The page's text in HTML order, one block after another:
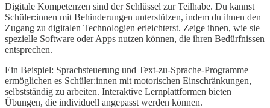
Digitale Kompetenzen sind der Schlüssel zur Teilhabe. Du kannst
Schüler:innen mit Behinderungen unterstützen, indem du ihnen den
Zugang zu digitalen Technologien erleichterst. Zeige ihnen, wie sie
spezielle Software oder Apps nutzen können, die ihren Bedürfnissen
entsprechen.
Ein Beispiel: Sprachsteuerung und Text-zu-Sprache-Programme
ermöglichen es Schüler:innen mit motorischen Einschränkungen,
selbstständig zu arbeiten. Interaktive Lernplattformen bieten
Übungen, die individuell angepasst werden können.